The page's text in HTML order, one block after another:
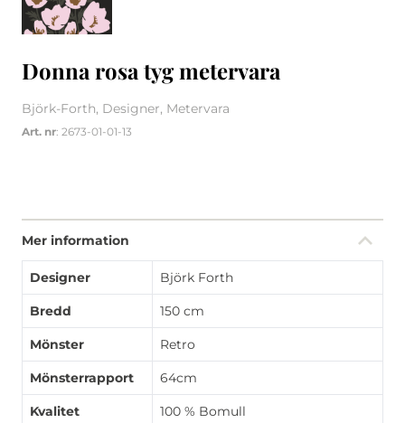
Donna rosa tyg metervara
Björk-Forth, Designer, Metervara
Art. nr: 2673-01-01-13
Mer information
Designer Björk Forth
Bredd 150 cm
Mönster Retro
Mönsterrapport 64cm
Kvalitet 100 % Bomull